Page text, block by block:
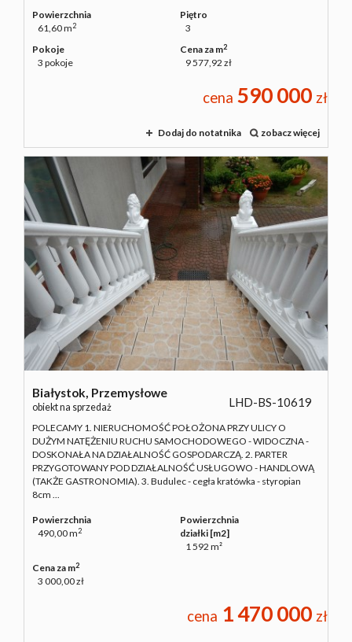
Powierzchnia
61,60 m2
Piętro
3
Pokoje
3 pokoje
Cena za m2
9 577,92 zł
cena 590 000 zł
Dodaj do notatnika zobacz więcej
Białystok, Przemysłowe
obiekt na sprzedaż LHD-BS-10619
POLECAMY 1. NIERUCHOMOŚĆ POŁOŻONA PRZY ULICY O
DUŻYM NATĘŻENIU RUCHU SAMOCHODOWEGO - WIDOCZNA -
DOSKONAŁA NA DZIAŁALNOŚĆ GOSPODARCZĄ. 2. PARTER
PRZYGOTOWANY POD DZIAŁALNOŚĆ USŁUGOWO - HANDLOWĄ
(TAKŻE GASTRONOMIA). 3. Budulec - cegła kratówka - styropian
8cm ...
Powierzchnia
490,00 m2
Powierzchnia
działki [m2]
1 592 m²
Cena za m2
3 000,00 zł
cena 1 470 000 zł